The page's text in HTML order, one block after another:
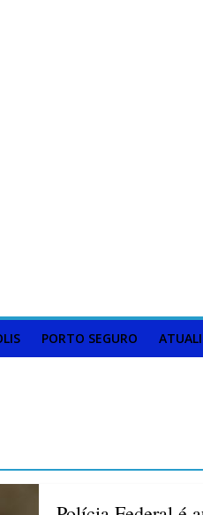
PORTO SEGURO